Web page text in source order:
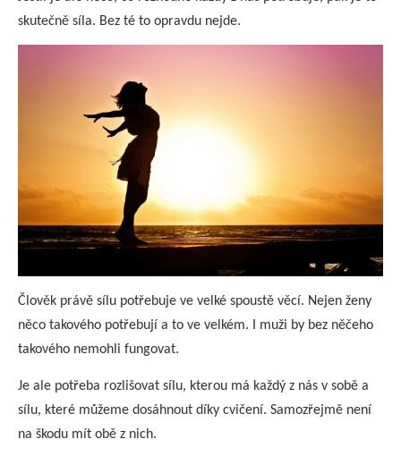
skutečně síla. Bez té to opravdu nejde.
Člověk právě sílu potřebuje ve velké spoustě věcí. Nejen ženy
něco takového potřebují a to ve velkém. I muži by bez něčeho
takového nemohli fungovat.
Je ale potřeba rozlišovat sílu, kterou má každý z nás v sobě a
sílu, které můžeme dosáhnout díky cvičení. Samozřejmě není
na škodu mít obě z nich.